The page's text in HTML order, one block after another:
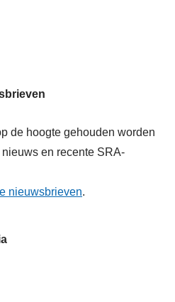
de hoogte gehouden worden
en recente SRA-
nieuwsbrieven.